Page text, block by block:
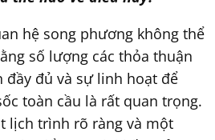
hệ song phương không thể
số lượng các thỏa thuận
đầy đủ và sự linh hoạt để
toàn cầu là rất quan trọng.
lịch trình rõ ràng và một